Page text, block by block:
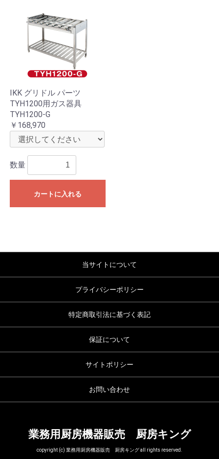
IKK グリドル パーツ
TYH1200用ガス器具
TYH1200-G
￥168,970
数量
カートに入れる
当サイトについて
プライバシーポリシー
特定商取引法に基づく表記
保証について
サイトポリシー
お問い合わせ
業務用厨房機器販売 厨房キング
copyright (c) 業務用厨房機器販売 厨房キング all rights reserved.